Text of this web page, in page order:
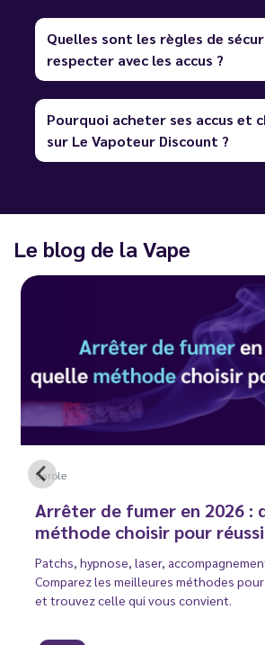
Quelles sont les règles de
respecter avec les accus ?
Pourquoi acheter ses accus et
sur Le Vapoteur Discount ?
Le blog de la Vape
Carole
Arrêter de fumer en 2026 :
méthode choisir pour
Patchs, hypnose, laser,
Comparez les meilleures méthodes
et trouvez celle qui vous convient.